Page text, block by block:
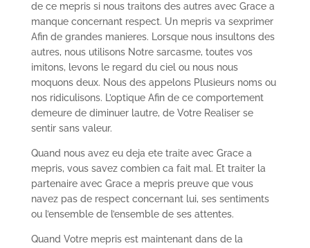
de ce mepris si nous traitons des autres avec Grace a
manque concernant respect. Un mepris va sexprimer
Afin de grandes manieres. Lorsque nous insultons des
autres, nous utilisons Notre sarcasme, toutes vos
imitons, levons le regard du ciel ou nous nous
moquons deux. Nous des appelons Plusieurs noms ou
nos ridiculisons. L’optique Afin de ce comportement
demeure de diminuer lautre, de Votre Realiser se
sentir sans valeur.
Quand nous avez eu deja ete traite avec Grace a
mepris, vous savez combien ca fait mal. Et traiter la
partenaire avec Grace a mepris preuve que vous
navez pas de respect concernant lui, ses sentiments
ou l’ensemble de l’ensemble de ses attentes.
Quand Votre mepris est maintenant dans de la